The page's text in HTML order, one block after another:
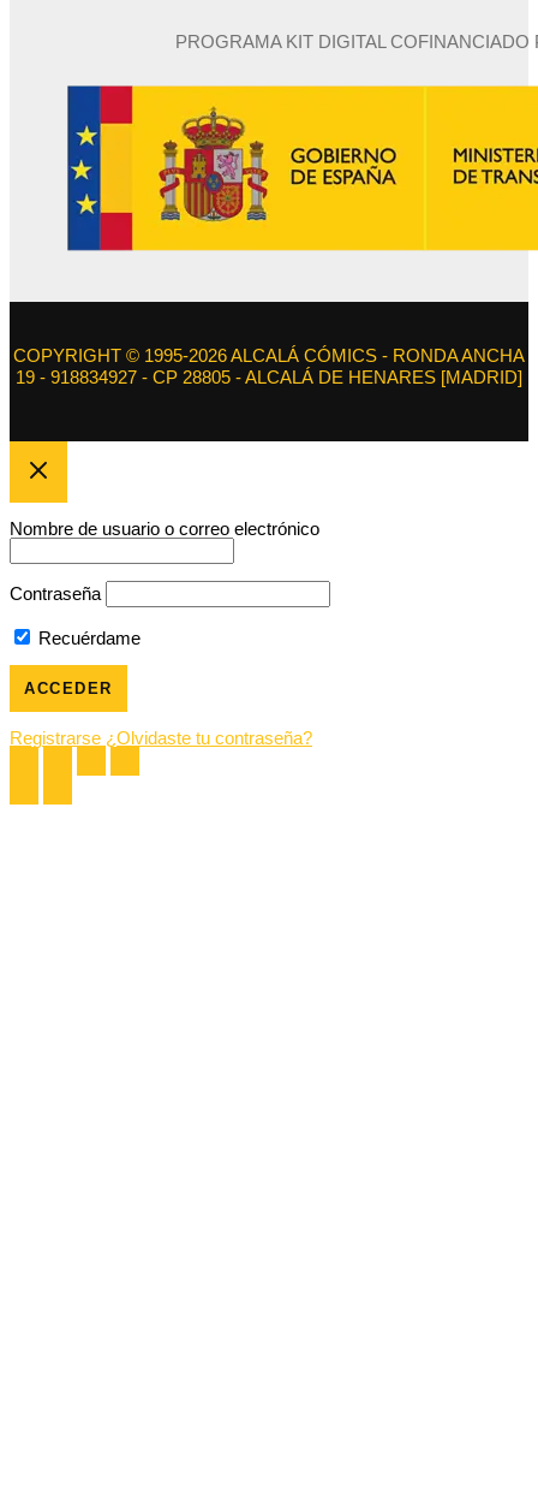
PROGRAMA KIT DIGITAL
COPYRIGHT © 1995-2026 ALCALÁ CÓMICS - RONDA ANCHA
19 - 918834927 - CP 28805 - ALCALÁ DE HENARES [MADRID]
Nombre de usuario o correo electrónico
Contraseña
Recuérdame
Registrarse ¿Olvidaste tu contraseña?